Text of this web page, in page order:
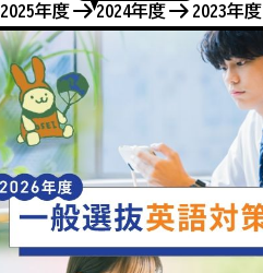
2025年度 2024年度 2023年度